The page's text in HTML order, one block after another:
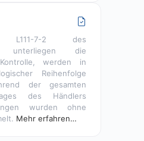
L111-7-2 des
unterliegen die
werden in
Reihenfolge
der gesamten
des Händlers
wurden ohne
Mehr erfahren…